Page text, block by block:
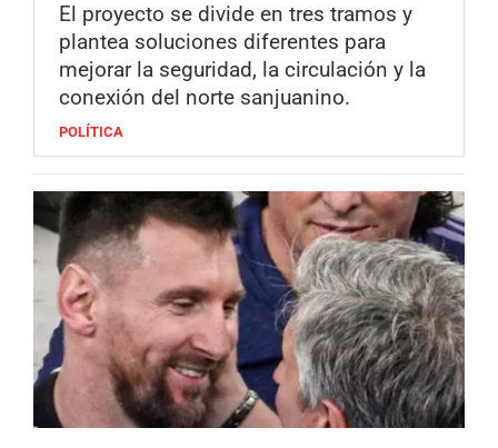
El proyecto se divide en tres tramos y
plantea soluciones diferentes para
mejorar la seguridad, la circulación y la
conexión del norte sanjuanino.
POLÍTICA